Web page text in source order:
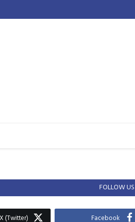
FOLLOW US
Facebook
X (Twitter)